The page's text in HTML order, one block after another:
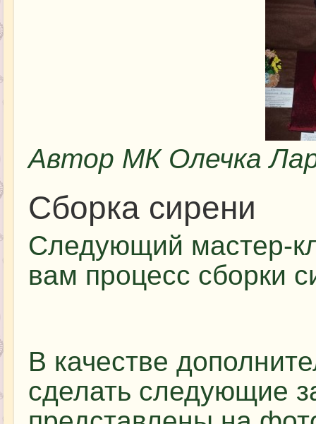
Автор МК Олечка
Сборка сирени
Следующий мастер-
вам процесс сборки
В качестве
сделать следующие